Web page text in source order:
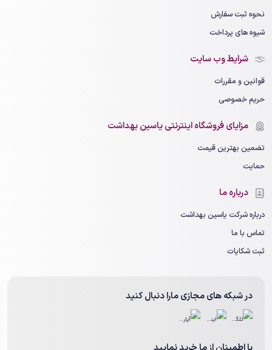
نحوه ثبت سفارش
شیوه های پرداخت
شرایط وب سایت
قوانین و مقررات
حریم خصوصی
مزایای فروشگاه اینترنتی یاسین بهداشت
تضمین بهترین قیمت
حمایت
درباره ما
درباره شرکت یاسین بهداشت
تماس با ما
ثبت شکایات
در شبکه های مجازی مارا دنبال کنید